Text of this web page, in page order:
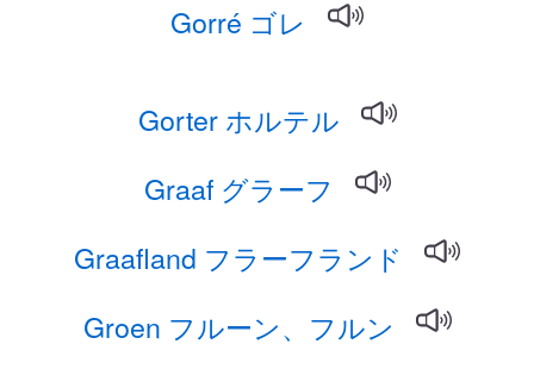
Gorré ゴレ
Gorter ホルテル
Graaf グラーフ
Graafland フラーフランド
Groen フルーン、フルン